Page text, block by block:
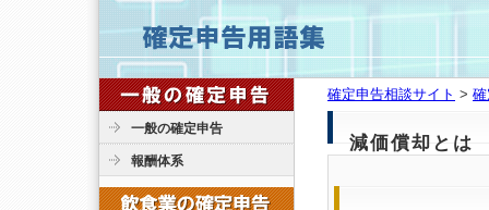
一般の確定申告
報酬体系
確定申告相談サイト >
減価償却とは